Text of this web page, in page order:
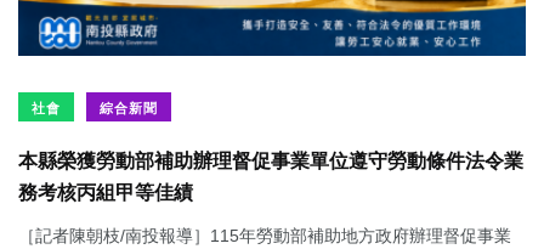
社會 綜合新聞
本縣榮獲勞動部補助辦理督促事業單位遵守勞動條件法令業
務考核丙組甲等佳績
［記者陳朝枝/南投報導］115年勞動部補助地方政府辦理督促事業